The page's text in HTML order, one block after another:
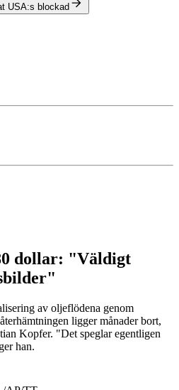
USA:s blockad
dollar: "Väldigt
av oljeflödena genom
ligger månader bort,
Kopfer. "Det speglar egentligen
han.